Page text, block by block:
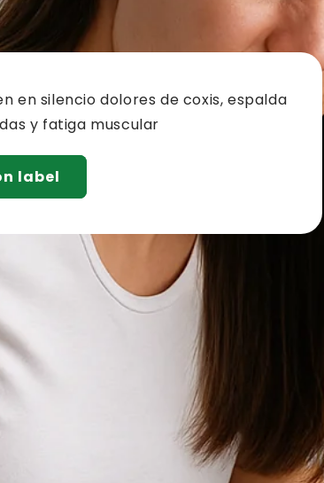
en silencio dolores de coxis, espalda
y fatiga muscular
label